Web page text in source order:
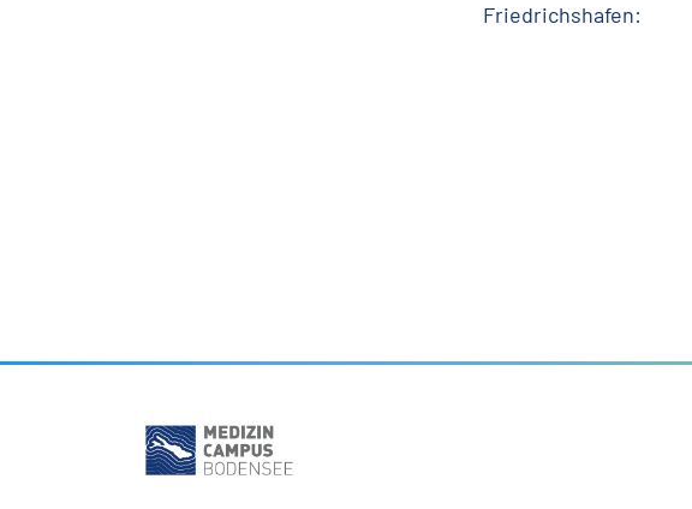
Friedrichshafen: